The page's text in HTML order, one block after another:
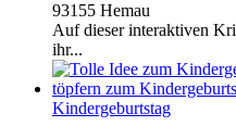
93155 Hemau
Auf dieser interaktiven
ihr...
Kindergeburtstag